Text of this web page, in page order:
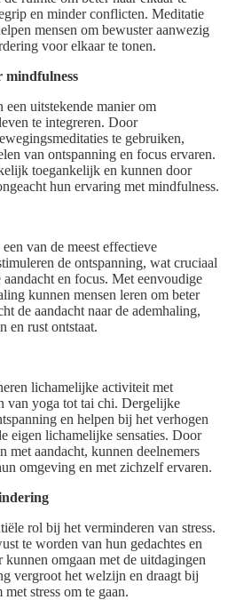
en minder conflicten. Meditatie
mensen om bewuster aanwezig
voor elkaar te tonen.
mindfulness
een uitstekende manier om
te integreren. Door
te gebruiken,
van ontspanning en focus ervaren.
toegankelijk en kunnen door
hun ervaring met mindfulness.
van de meest effectieve
de ontspanning, wat cruciaal
en focus. Met eenvoudige
kunnen mensen leren om beter
de aandacht naar de ademhaling,
en rust ontstaat.
lichamelijke activiteit met
van yoga tot tai chi. Dergelijke
en helpen bij het verhogen
eigen lichamelijke sensaties. Door
met aandacht, kunnen deelnemers
omgeving en met zichzelf ervaren.
rol bij het verminderen van stress.
te worden van hun gedachtes en
kunnen omgaan met de uitdagingen
vergroot het welzijn en draagt bij
stress om te gaan.